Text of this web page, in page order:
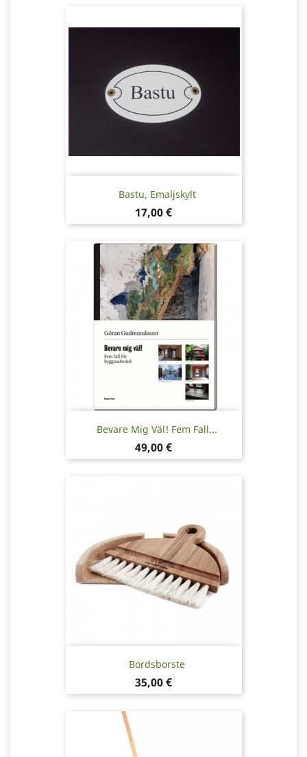
Bastu, Emaljskylt
Pris
17,00 €
Bevare Mig Väl! Fem Fall...
Pris
49,00 €
Bordsborste
Pris
35,00 €